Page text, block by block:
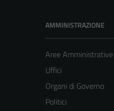
AMMINISTRAZIONE
Aree Amministrative
Uffici
Organi di Governo
Politici